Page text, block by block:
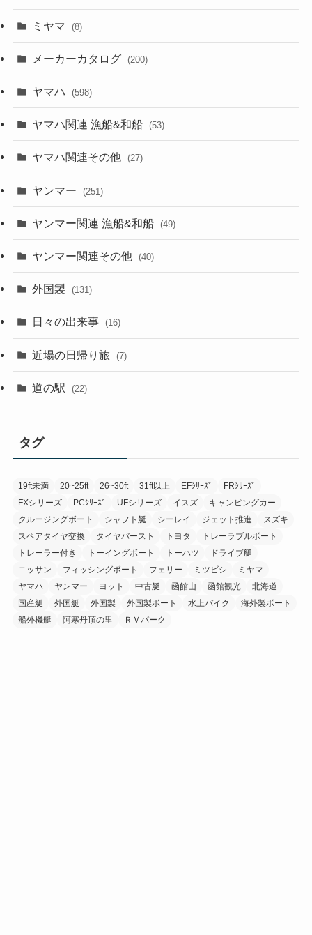
ミヤマ (8)
メーカーカタログ (200)
ヤマハ (598)
ヤマハ関連 漁船&和船 (53)
ヤマハ関連その他 (27)
ヤンマー (251)
ヤンマー関連 漁船&和船 (49)
ヤンマー関連その他 (40)
外国製 (131)
日々の出来事 (16)
近場の日帰り旅 (7)
道の駅 (22)
タグ
19ft未満 20~25ft 26~30ft 31ft以上 EFｼﾘｰｽﾞ
FRｼﾘｰｽﾞ
FXシリーズ
PCｼﾘｰｽﾞ UFシリーズ イスズ
キャンピングカー
クルージングボート
シャフト艇 シーレイ ジェット推進
スズキ
スペアタイヤ交換
タイヤバースト トヨタ
トレーラブルボート
トレーラー付き
トーイングボート トーハツ
ドライブ艇
ニッサン
フィッシングボート フェリー ミツビシ
ミヤマ
ヤマハ
ヤンマー ヨット 中古艇 函館山 函館観光
北海道
国産艇
外国艇 外国製 外国製ボート 水上バイク
海外製ボート
船外機艇
阿寒丹頂の里 ＲＶパーク